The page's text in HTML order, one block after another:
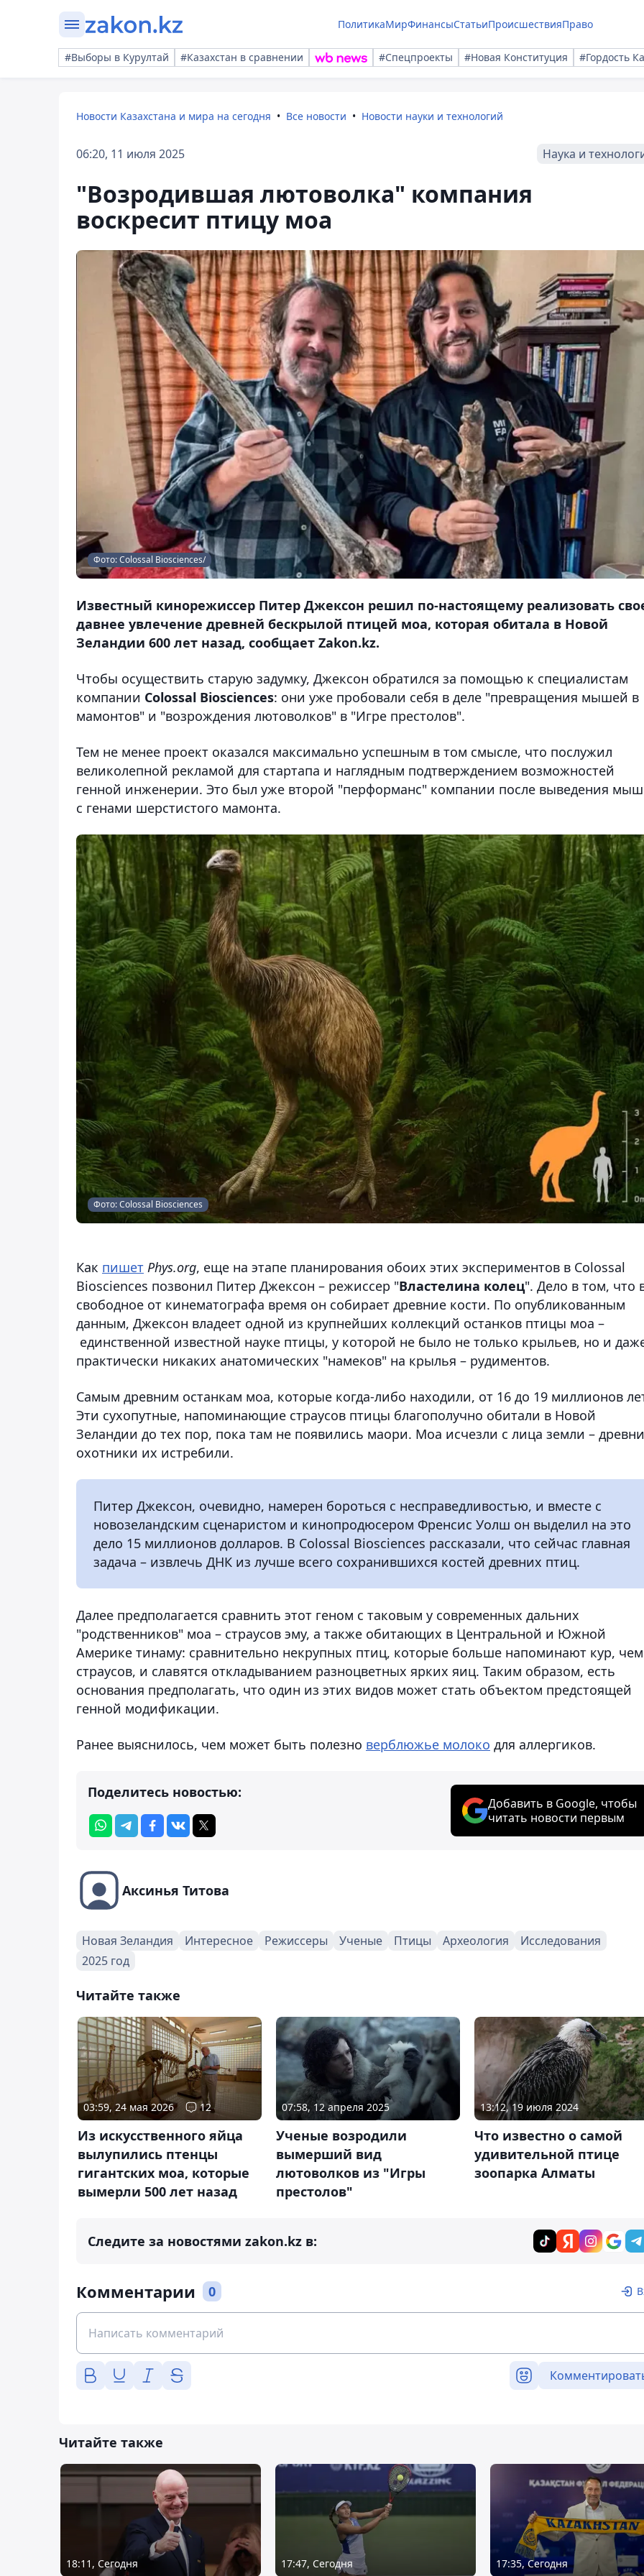
ПолитикаМирФинансыСтатьиПроисшествияПраво
#Выборы в Курултай #Казахстан в сравнении #Спецпроекты #Новая Конституция #Гордость
Новости Казахстана и мира на сегодня Все новости Новости науки и технологий
06:20, 11 июля 2025 Наука и
"Возродившая лютоволка" компания
воскресит птицу моа
Фото: Colossal Biosciences/
Известный кинорежиссер Питер Джексон решил по-настоящему реализовать
давнее увлечение древней бескрылой птицей моа, которая обитала в Новой
Зеландии 600 лет назад, сообщает Zakon.kz.
Чтобы осуществить старую задумку, Джексон обратился за помощью к специалистам
компании Colossal Biosciences: они уже пробовали себя в деле "превращения мышей в
мамонтов" и "возрождения лютоволков" в "Игре престолов".
Тем не менее проект оказался максимально успешным в том смысле, что послужил
великолепной рекламой для стартапа и наглядным подтверждением возможностей
генной инженерии. Это был уже второй "перформанс" компании после выведения
с генами шерстистого мамонта.
Фото: Colossal Biosciences
Как пишет Phys.org, еще на этапе планирования обоих этих экспериментов в Colossal
Biosciences позвонил Питер Джексон – режиссер "Властелина колец". Дело в том, что
свободное от кинематографа время он собирает древние кости. По опубликованным
данным, Джексон владеет одной из крупнейших коллекций останков птицы моа –
единственной известной науке птицы, у которой не было не только крыльев, но и
практически никаких анатомических "намеков" на крылья – рудиментов.
Самым древним останкам моа, которые когда-либо находили, от 16 до 19 миллионов
Эти сухопутные, напоминающие страусов птицы благополучно обитали в Новой
Зеландии до тех пор, пока там не появились маори. Моа исчезли с лица земли –
охотники их истребили.
Питер Джексон, очевидно, намерен бороться с несправедливостью, и вместе с
новозеландским сценаристом и кинопродюсером Френсис Уолш он выделил на это
дело 15 миллионов долларов. В Colossal Biosciences рассказали, что сейчас главная
задача – извлечь ДНК из лучше всего сохранившихся костей древних птиц.
Далее предполагается сравнить этот геном с таковым у современных дальних
"родственников" моа – страусов эму, а также обитающих в Центральной и Южной
Америке тинаму: сравнительно некрупных птиц, которые больше напоминают кур, чем
страусов, и славятся откладыванием разноцветных ярких яиц. Таким образом, есть
основания предполагать, что один из этих видов может стать объектом предстоящей
генной модификации.
Ранее выяснилось, чем может быть полезно верблюжье молоко для аллергиков.
Поделитесь новостью:
Добавить в Google, чтобы
читать новости первым
Аксинья Титова
Новая Зеландия Интересное Режиссеры Ученые Птицы Археология
Исследования
2025 год
Читайте также
03:59, 24 мая 2026 12
Из искусственного яйца
вылупились птенцы
гигантских моа, которые
вымерли 500 лет назад
07:58, 12 апреля 2025
Ученые возродили
вымерший вид
лютоволков из "Игры
престолов"
13:12, 19 июля 2024
Что известно о самой
удивительной птице
зоопарка Алматы
Следите за новостями zakon.kz в:
Комментарии 0
Читайте также
18:11, Сегодня 17:47, Сегодня 17:35, Сегодня